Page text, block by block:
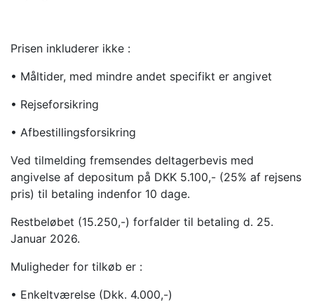
Prisen inkluderer ikke :
• Måltider, med mindre andet specifikt er angivet
• Rejseforsikring
• Afbestillingsforsikring
Ved tilmelding fremsendes deltagerbevis med
angivelse af depositum på DKK 5.100,- (25% af rejsens
pris) til betaling indenfor 10 dage.
Restbeløbet (15.250,-) forfalder til betaling d. 25.
Januar 2026.
Muligheder for tilkøb er :
• Enkeltværelse (Dkk. 4.000,-)